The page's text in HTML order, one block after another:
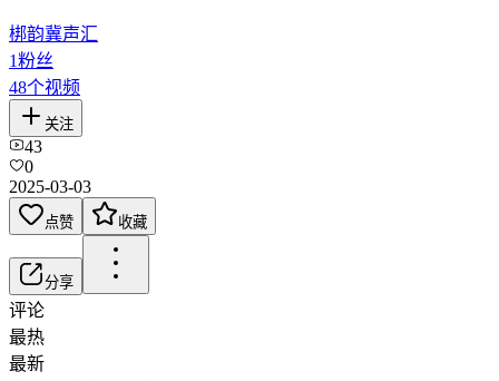
梆韵冀声汇
1粉丝
48个视频
关注
43
0
2025-03-03
点赞 收藏
分享
评论
最热
最新